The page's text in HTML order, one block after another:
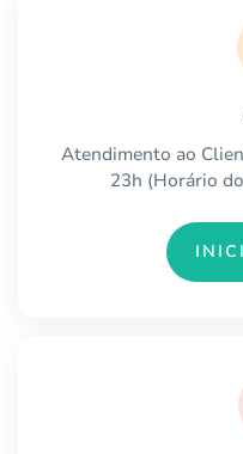
Atendimento ao
23h (Horário